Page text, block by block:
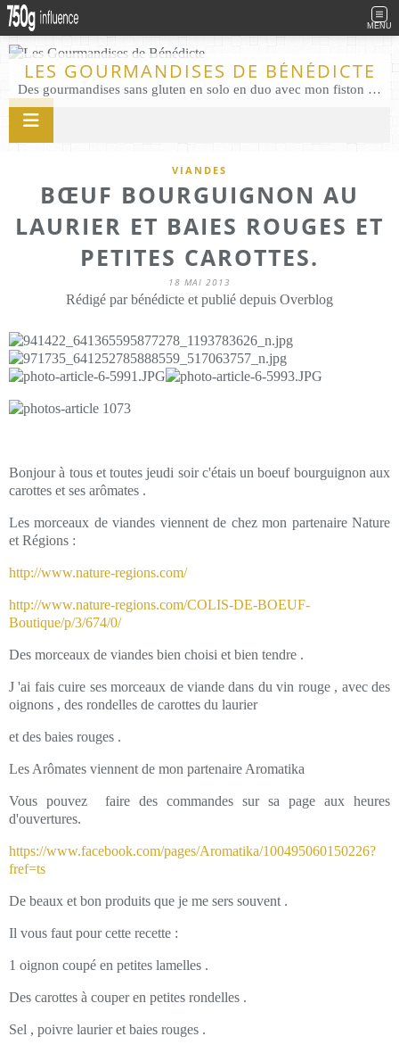
MENU
LES GOURMANDISES DE BÉNÉDICTE
Des gourmandises sans gluten en solo en duo avec mon fiston . Salé comme Sucré sans gluten éco responsable Les Gourmandises de Bénédicte gâteau produits locaux
VIANDES
BŒUF BOURGUIGNON AU
LAURIER ET BAIES ROUGES ET
PETITES CAROTTES.
18 MAI 2013
Rédigé par bénédicte et publié depuis Overblog
Bonjour à tous et toutes jeudi soir c'étais un boeuf bourguignon aux
carottes et ses arômates .
Les morceaux de viandes viennent de chez mon partenaire Nature
et Régions :
http://www.nature-regions.com/
http://www.nature-regions.com/COLIS-DE-BOEUF-
Boutique/p/3/674/0/
Des morceaux de viandes bien choisi et bien tendre .
J 'ai fais cuire ses morceaux de viande dans du vin rouge , avec des
oignons , des rondelles de carottes du laurier
et des baies rouges .
Les Arômates viennent de mon partenaire Aromatika
Vous pouvez faire des commandes sur sa page aux heures
d'ouvertures.
https://www.facebook.com/pages/Aromatika/100495060150226?
fref=ts
De beaux et bon produits que je me sers souvent .
Il vous faut pour cette recette :
1 oignon coupé en petites lamelles .
Des carottes à couper en petites rondelles .
Sel , poivre laurier et baies rouges .